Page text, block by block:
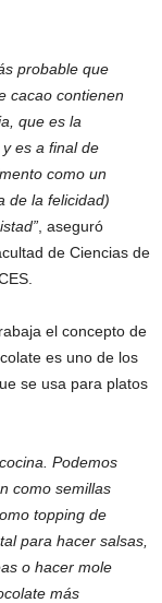
probable que
cacao contienen
que es la
es a final de
como un
de la felicidad)
, aseguró
de Ciencias de
el concepto de
es uno de los
se usa para platos
Podemos
como semillas
topping de
para hacer salsas,
o hacer mole
más